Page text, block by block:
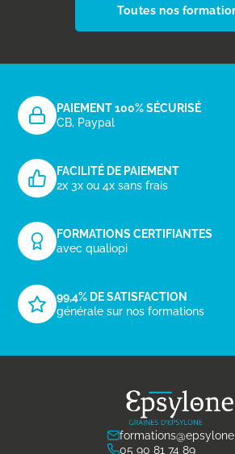
Toutes nos
PAIEMENT 100% SÉCURISÉ
CB, Paypal
FACILITÉ DE PAIEMENT
2x 3x ou 4x sans frais
FORMATIONS CERTIFIANTES
avec qualiopi
99,4% DE SATISFACTION
générale sur nos formations
05 90 81 74 89